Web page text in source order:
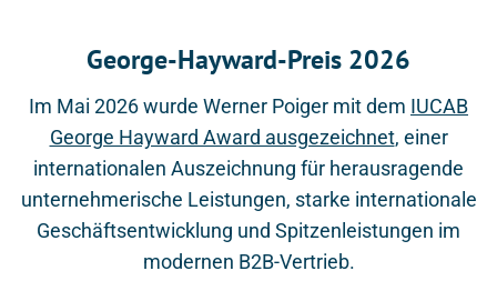
George-Hayward-Preis 2026
Im Mai 2026 wurde Werner Poiger mit dem IUCAB
George Hayward Award ausgezeichnet, einer
internationalen Auszeichnung für herausragende
unternehmerische Leistungen, starke internationale
Geschäftsentwicklung und Spitzenleistungen im
modernen B2B-Vertrieb.